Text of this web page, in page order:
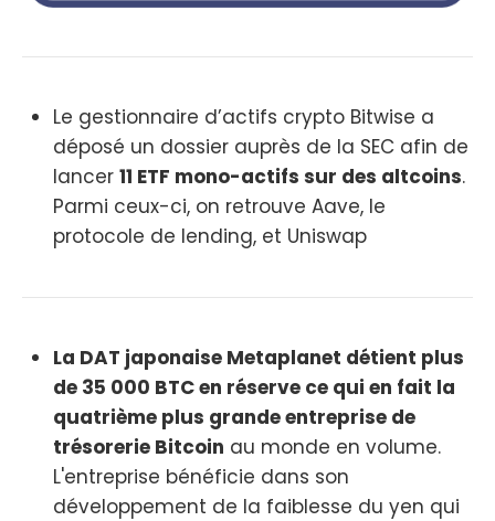
Le gestionnaire d’actifs crypto Bitwise a
déposé un dossier auprès de la SEC afin de
lancer 11 ETF mono-actifs sur des altcoins.
Parmi ceux-ci, on retrouve Aave, le
protocole de lending, et Uniswap
La DAT japonaise Metaplanet détient plus
de 35 000 BTC en réserve ce qui en fait la
quatrième plus grande entreprise de
trésorerie Bitcoin au monde en volume.
L'entreprise bénéficie dans son
développement de la faiblesse du yen qui